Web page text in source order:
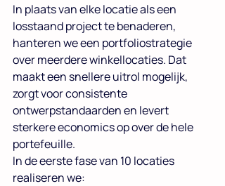
In plaats van elke locatie als een
losstaand project te benaderen,
hanteren we een portfoliostrategie
over meerdere winkellocaties. Dat
maakt een snellere uitrol mogelijk,
zorgt voor consistente
ontwerpstandaarden en levert
sterkere economics op over de hele
portefeuille.
In de eerste fase van 10 locaties
realiseren we: